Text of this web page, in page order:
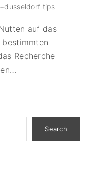
tips
auf das
Recherche
…
Search